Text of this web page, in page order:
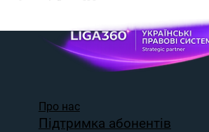
Про нас
Підтримка абонентів